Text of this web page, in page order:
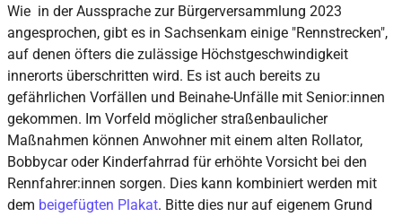
Wie in der Aussprache zur Bürgerversammlung 2023
angesprochen, gibt es in Sachsenkam einige "Rennstrecken",
auf denen öfters die zulässige Höchstgeschwindigkeit
innerorts überschritten wird. Es ist auch bereits zu
gefährlichen Vorfällen und Beinahe-Unfälle mit Senior:innen
gekommen. Im Vorfeld möglicher straßenbaulicher
Maßnahmen können Anwohner mit einem alten Rollator,
Bobbycar oder Kinderfahrrad für erhöhte Vorsicht bei den
Rennfahrer:innen sorgen. Dies kann kombiniert werden mit
dem beigefügten Plakat. Bitte dies nur auf eigenem Grund